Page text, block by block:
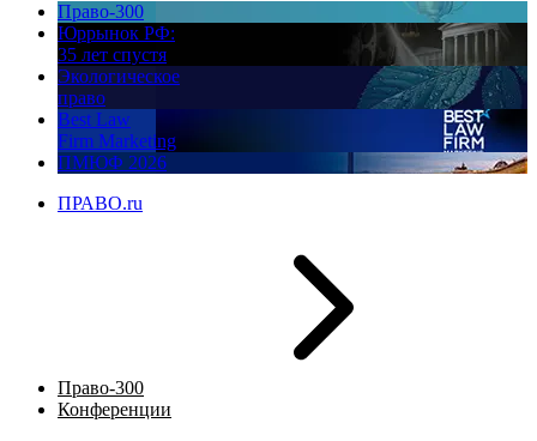
Право-300
Юррынок РФ:
35 лет спустя
Экологическое
право
Best Law
Firm Marketing
ПМЮФ 2026
ПРАВО.ru
Право-300
Конференции